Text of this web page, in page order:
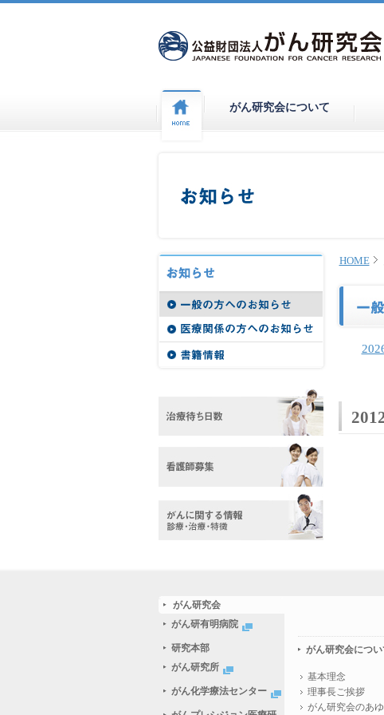
がん研究会について
HOME
がん研究会
がん研有明病院
研究本部
がん研究所
がん化学療法センター
がん研究会につい
基本理念
理事長ご挨拶
がん研究会のあ